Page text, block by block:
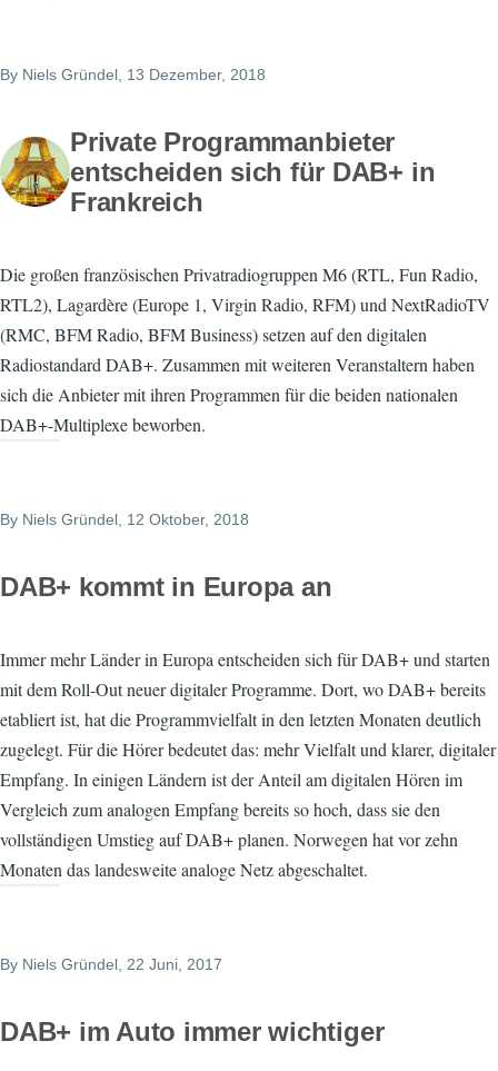
By Niels Gründel, 13 Dezember, 2018
Private Programmanbieter
entscheiden sich für DAB+ in
Frankreich
Die großen französischen Privatradiogruppen M6 (RTL, Fun Radio,
RTL2), Lagardère (Europe 1, Virgin Radio, RFM) und NextRadioTV
(RMC, BFM Radio, BFM Business) setzen auf den digitalen
Radiostandard DAB+. Zusammen mit weiteren Veranstaltern haben
sich die Anbieter mit ihren Programmen für die beiden nationalen
DAB+-Multiplexe beworben.
By Niels Gründel, 12 Oktober, 2018
DAB+ kommt in Europa an
Immer mehr Länder in Europa entscheiden sich für DAB+ und starten
mit dem Roll-Out neuer digitaler Programme. Dort, wo DAB+ bereits
etabliert ist, hat die Programmvielfalt in den letzten Monaten deutlich
zugelegt. Für die Hörer bedeutet das: mehr Vielfalt und klarer, digitaler
Empfang. In einigen Ländern ist der Anteil am digitalen Hören im
Vergleich zum analogen Empfang bereits so hoch, dass sie den
vollständigen Umstieg auf DAB+ planen. Norwegen hat vor zehn
Monaten das landesweite analoge Netz abgeschaltet.
By Niels Gründel , 22 Juni, 2017
DAB+ im Auto immer wichtiger